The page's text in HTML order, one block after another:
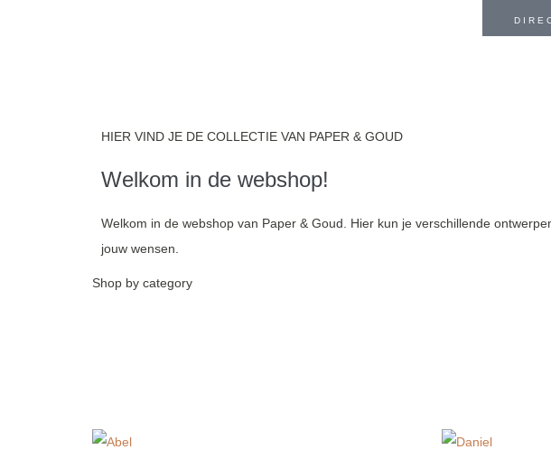
HIER VIND JE DE COLLECTIE VAN PAPER & GOUD
Welkom in de webshop!
Welkom in de webshop van Paper & Goud. Hier kun je verschillende
jouw wensen.
Shop by category